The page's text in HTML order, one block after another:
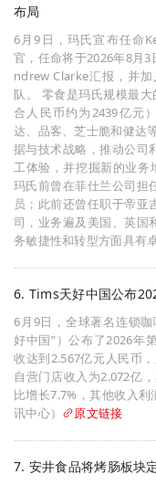
布局
6月9日，玛氏宣布任命
官，任命将于2026年8月
ndrew Clarke汇报，并
队。 零食是玛氏规模最
合人民币约为2439亿元
达、品客、芝士脆和健达
据与技术战略，推动公司
工体验，并挖掘新的业务
玛氏前曾在菲仕兰公司担
员；此前还曾任职于帝亚
司，业务遍及美国、英国
务敏捷性和转型方面具有
6. Tims天好中国公布
6月9日，全球著名连锁
好中国”）公布了2026年
收达到2.567亿元人民币
自营门店收入为2.072亿
比增长7.7%，其他收入
讯中心）
原文链接
7. 安井食品将烤肠板块